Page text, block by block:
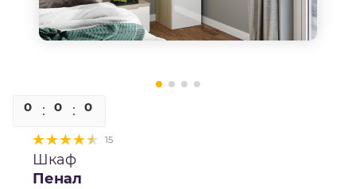
0 0 0
15
Шкаф
Пенал